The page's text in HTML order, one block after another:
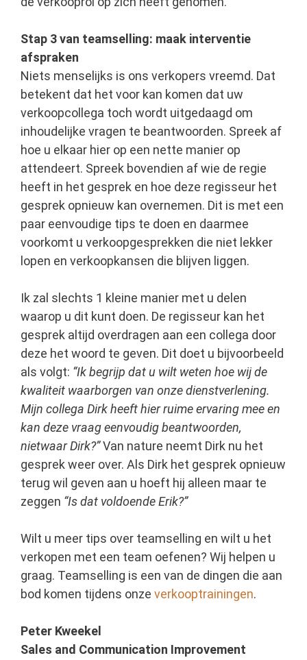
Stap 3 van teamselling: maak interventie
afspraken
Niets menselijks is ons verkopers vreemd. Dat
betekent dat het voor kan komen dat uw
verkoopcollega toch wordt uitgedaagd om
inhoudelijke vragen te beantwoorden. Spreek af
hoe u elkaar hier op een nette manier op
attendeert. Spreek bovendien af wie de regie
heeft in het gesprek en hoe deze regisseur het
gesprek opnieuw kan overnemen. Dit is met een
paar eenvoudige tips te doen en daarmee
voorkomt u verkoopgesprekken die niet lekker
lopen en verkoopkansen die blijven liggen.
Ik zal slechts 1 kleine manier met u delen
waarop u dit kunt doen. De regisseur kan het
gesprek altijd overdragen aan een collega door
deze het woord te geven. Dit doet u bijvoorbeeld
als volgt: “Ik begrijp dat u wilt weten hoe wij de
kwaliteit waarborgen van onze dienstverlening.
Mijn collega Dirk heeft hier ruime ervaring mee en
kan deze vraag eenvoudig beantwoorden,
nietwaar Dirk?”Van nature neemt Dirk nu het
gesprek weer over. Als Dirk het gesprek opnieuw
terug wil geven aan u hoeft hij alleen maar te
zeggen “Is dat voldoende Erik?”
Wilt u meer tips over teamselling en wilt u het
verkopen met een team oefenen? Wij helpen u
graag. Teamselling is een van de dingen die aan
bod komen tijdens onze verkooptrainingen.
Peter Kweekel
Sales and Communication Improvement